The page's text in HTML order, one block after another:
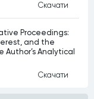
Скачати
Proceedings:
and the
Author’s Analytical
Скачати